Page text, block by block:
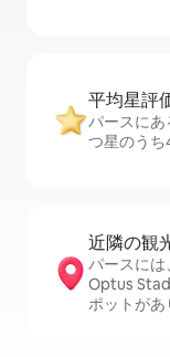
平均星評
パースに
つ星のうち
近隣の観
パースには
Optus
ポットがあ